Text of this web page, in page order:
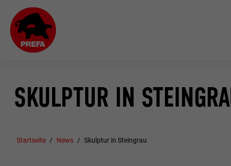
SKULPTUR IN
Startseite News Skulptur in Steingrau